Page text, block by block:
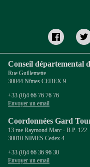
Conseil départemental
Rue Guillemette
30044 Nîmes CEDEX 9
+33 (0)4 66 76 76 76
Envoyer un email
Coordonnées Gard
13 rue Raymond Marc - B.P. 122
30010 NIMES Cedex 4
+33 (0)4 66 36 96 30
Envoyer un email